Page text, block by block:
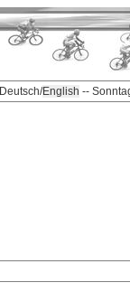
Deutsch/English --